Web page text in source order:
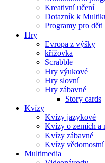
Kreativní učení
Dotazník k
Programy pro
Hry
Evropa z výšky
křížovka
Scrabble
Hry výukové
Hry slovní
Hry zábavné
Story cards
Kvízy
Kvízy jazykové
Kvízy o zemích a
Kvízy zábavné
Kvízy vědomostní
Multimedia